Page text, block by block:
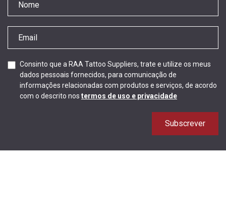
Consinto que a RAA Tattoo Suppliers, trate e utilize os meus
dados pessoais fornecidos, para comunicação de
informações relacionadas com produtos e serviços, de acordo
com o descrito nos termos de uso e privacidade
Subscrever